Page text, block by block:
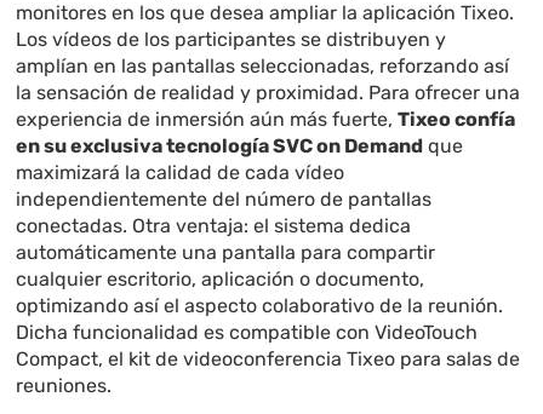
monitores en los que desea ampliar la aplicación Tixeo.
Los vídeos de los participantes se distribuyen y
amplían en las pantallas seleccionadas, reforzando así
la sensación de realidad y proximidad. Para ofrecer una
experiencia de inmersión aún más fuerte,Tixeo confía
en su exclusiva tecnología SVC on Demand que
maximizará la calidad de cada vídeo
independientemente del número de pantallas
conectadas. Otra ventaja: el sistema dedica
automáticamente una pantalla para compartir
cualquier escritorio, aplicación o documento,
optimizando así el aspecto colaborativo de la reunión.
Dicha funcionalidad es compatible con VideoTouch
Compact, el kit de videoconferencia Tixeo para salas de
reuniones.